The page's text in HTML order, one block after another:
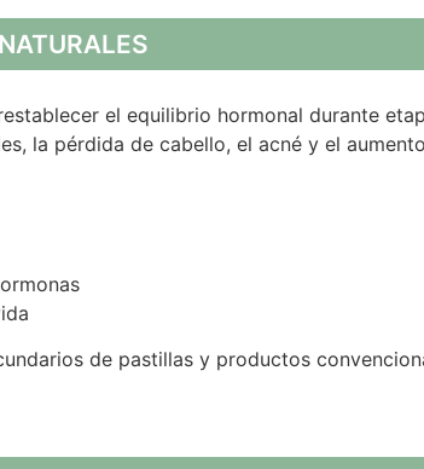
el equilibrio hormonal durante
la pérdida de cabello, el acné y el
de pastillas y productos